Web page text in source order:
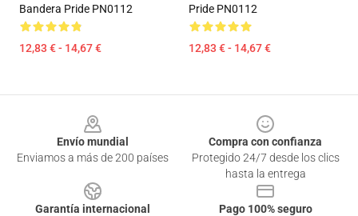
Bandera Pride PN0112
12,83 € - 14,67 €
Pride PN0112
12,83 € - 14,67 €
Envío mundial
Enviamos a más de 200 países
Compra con confianza
Protegido 24/7 desde los clics
hasta la entrega
Garantía internacional
Pago 100% seguro